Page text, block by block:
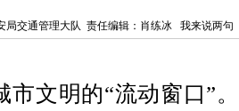
局交通管理大队 责任编辑：肖练冰 我来说两句
市文明的“流动窗口”